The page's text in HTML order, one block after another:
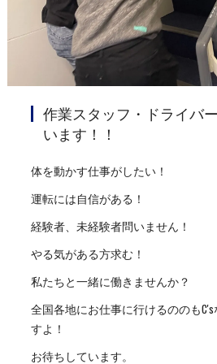
作業スタッフ・ドライバ
います！！
体を動かす仕事がしたい！
運転には自信がある！
経験者、未経験者問いません！
やる気がある方求む！
私たちと一緒に働きませんか？
全国各地にお仕事に行けるののも
すよ！
お待ちしています。